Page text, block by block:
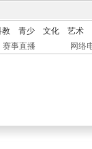
教 青少 文化
艺术
赛事直播 网络